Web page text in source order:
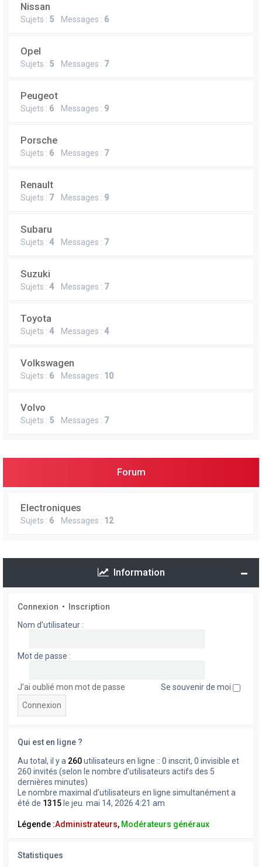
Nissan
Sujets : 5 Messages : 6
Opel
Sujets : 5 Messages : 7
Peugeot
Sujets : 6 Messages : 9
Porsche
Sujets : 6 Messages : 7
Renault
Sujets : 7Messages : 9
Subaru
Sujets : 4Messages : 7
Suzuki
Sujets : 4Messages : 7
Toyota
Sujets : 4Messages : 4
Volkswagen
Sujets : 6 Messages : 10
Volvo
Sujets : 5 Messages : 7
Forum
Electroniques
Sujets : 6 Messages : 12
Information
Connexion •
Inscription
Nom d’utilisateur :
Mot de passe :
J’ai oublié mon mot de passe Se souvenir de moi
Qui est en ligne ?
Au total, il y a 260utilisateurs en ligne :: 0 inscrit, 0 invisible et
260 invités (selon le nombre d’utilisateurs actifs des 5
dernières minutes)
Le nombre maximal d’utilisateurs en ligne simultanément a
été de 1315 le jeu. mai 14, 2026 4:21 am
Légende :Administrateurs, Modérateurs généraux
Statistiques